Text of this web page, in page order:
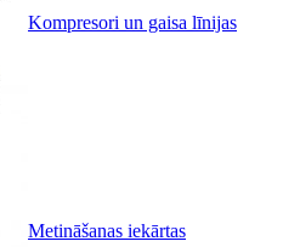
Kompresori un gaisa līnijas
Metināšanas iekārtas